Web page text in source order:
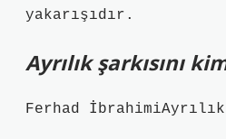
yakarışıdır.
Ayrılık şarkısını
Ferhad